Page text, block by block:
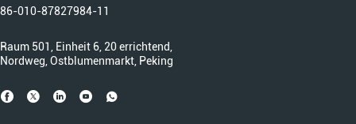
86-010-87827984-11
Raum 501, Einheit 6, 20 errichtend,
Nordweg, Ostblumenmarkt, Peking